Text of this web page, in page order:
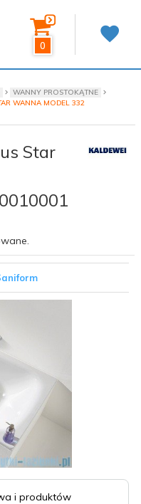
0
WANNY PROSTOKĄTNE
WANNA MODEL 332
i produktów
Star